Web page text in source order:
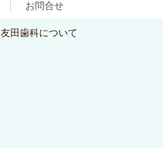
お問合せ
友田歯科について